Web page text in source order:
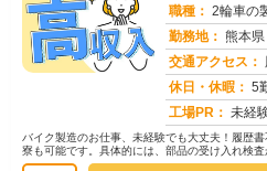
職種： 2輪車の
勤務地： 熊本
交通アクセス：
休日・休暇： 5
工場PR： 未経験でも安心！充
バイク製造のお仕事、未経験でも大丈夫！履歴
寮も可能です。具体的には、部品の受け入れ検
す。次に、部品をカートに積み込み...